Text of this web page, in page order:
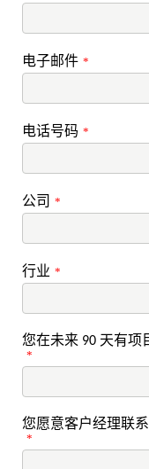
电子邮件 *
电话号码 *
公司 *
行业 *
您在未来 90 天有项
*
您愿意客户经理联系
*